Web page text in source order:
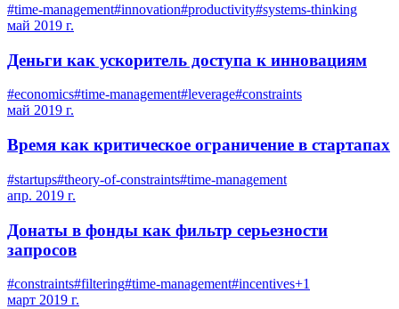
#time-management#innovation#productivity#systems-thinking
май 2019 г.
Деньги как ускоритель доступа к инновациям
#economics#time-management#leverage#constraints
май 2019 г.
Время как критическое ограничение в стартапах
#startups#theory-of-constraints#time-management
апр. 2019 г.
Донаты в фонды как фильтр серьезности
запросов
#constraints#filtering#time-management#incentives+1
март 2019 г.